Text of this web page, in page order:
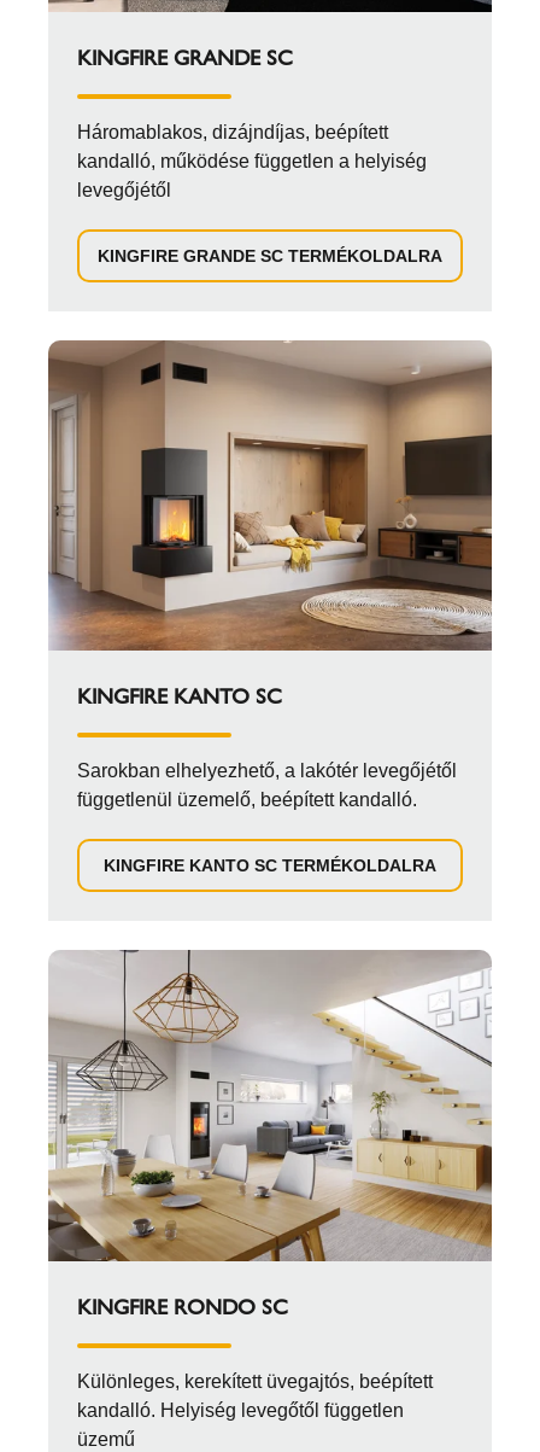
KINGFIRE GRANDE SC
Háromablakos, dizájndíjas, beépített
kandalló, működése független a helyiség
levegőjétől
KINGFIRE GRANDE SC TERMÉKOLDALRA
KINGFIRE KANTO SC
Sarokban elhelyezhető, a lakótér levegőjétől
függetlenül üzemelő, beépített kandalló.
KINGFIRE KANTO SC TERMÉKOLDALRA
KINGFIRE RONDO SC
Különleges, kerekített üvegajtós, beépített
kandalló. Helyiség levegőtől független
üzemű